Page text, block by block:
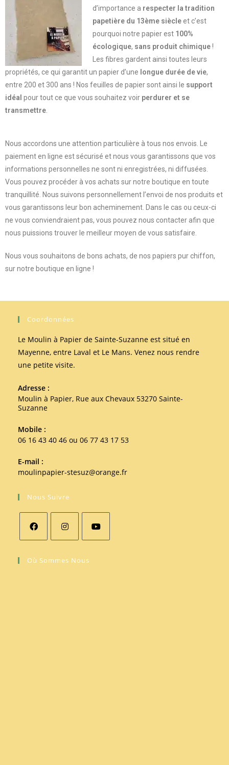
d’importance a respecter la tradition
papetière du 13ème siècleet c’est
pourquoi notre papier est 100%
écologique, sans produit chimique!
Les fibres gardent ainsi toutes leurs
propriétés, ce qui garantit un papier d’une longue durée de vie,
entre 200 et 300 ans ! Nos feuilles de papier sont ainsi le support
idéal pour tout ce que vous souhaitez voir perdurer et se
transmettre
Nous accordons une attention particulière à tous nos envois. Le
paiement en ligne est sécurisé et nous vous garantissons que vos
informations personnelles ne sont ni enregistrées, ni diffusées.
Vous pouvez procéder à vos achats sur notre boutique en toute
tranquillité. Nous suivons personnellement l’envoi de nos produits et
vous garantissons leur bon acheminement. Dans le cas ou ceux-ci
ne vous conviendraient pas, vous pouvez nous contacter afin que
nous puissions trouver le meilleur moyen de vous satisfaire.
Nous vous souhaitons de bons achats, de nos papiers pur chiffon,
sur notre boutique en ligne !
Coordonnées
Le Moulin à Papier de Sainte-Suzanne est situé en
Mayenne, entre Laval et Le Mans. Venez nous rendre
une petite visite.
Adresse :
Moulin à Papier, Rue aux Chevaux 53270 Sainte-
Suzanne
Mobile :
06 16 43 40 46 ou 06 77 43 17 53
E-mail :
moulinpapier-stesuz@orange.fr
Nous Suivre
Où Sommes Nous